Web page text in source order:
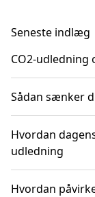
Seneste indlæg
CO2-
Sådan sænker
Hvordan
udledning
Hvordan